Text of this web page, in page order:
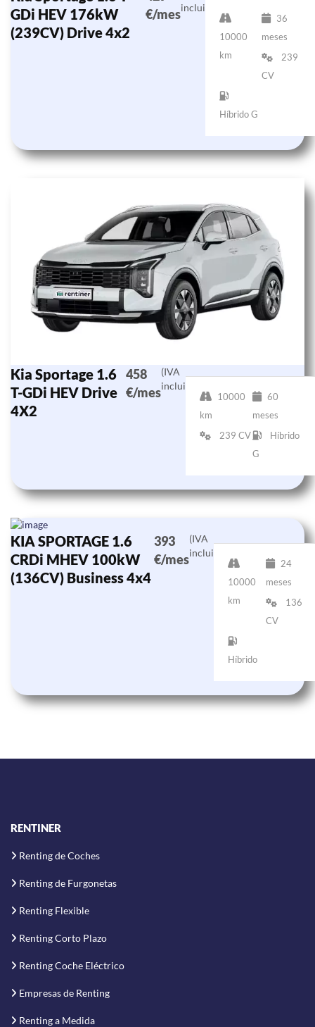
GDi HEV 176kW
(239CV) Drive 4x2
€/mesincluido)
10000
km
36
meses
239
CV
Híbrido G
Kia Sportage 1.6
T-GDi HEV Drive
4X2
458
€/mes
(IVA
incluido)
10000
km
60
meses
239 CV
Híbrido
G
KIA SPORTAGE 1.6
CRDi MHEV 100kW
(136CV) Business 4x4
393
€/mes
(IVA
incluido)
10000
km
24
meses
136
CV
Híbrido
RENTINER
Renting de Coches
Renting de Furgonetas
Renting Flexible
Renting Corto Plazo
Renting Coche Eléctrico
Empresas de Renting
Renting a Medida